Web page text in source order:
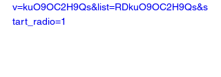
v=kuO9OC2H9Qs&list=RDkuO9OC2H9Qs&s
tart_radio=1